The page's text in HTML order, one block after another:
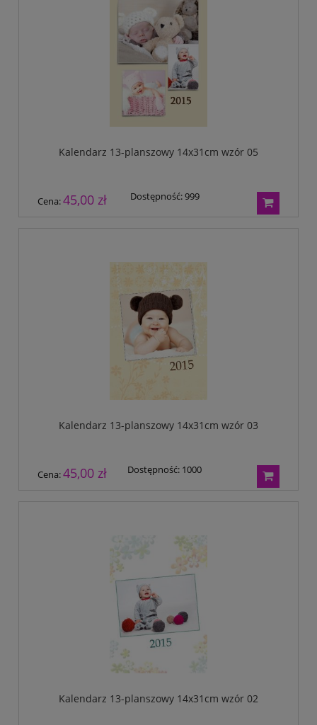
Kalendarz 13-planszowy 14x31cm wzór 05
Cena:45,00 zł Dostępność:999
Kalendarz 13-planszowy 14x31cm wzór 03
Cena:45,00 zł Dostępność: 1000
Kalendarz 13-planszowy 14x31cm wzór 02